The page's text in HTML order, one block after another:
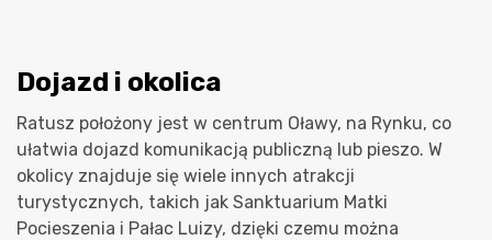
Dojazd i okolica
Ratusz położony jest w centrum Oławy, na Rynku, co
ułatwia dojazd komunikacją publiczną lub pieszo. W
okolicy znajduje się wiele innych atrakcji
turystycznych, takich jak Sanktuarium Matki
Pocieszenia i Pałac Luizy, dzięki czemu można